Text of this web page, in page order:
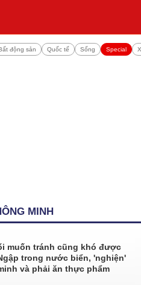
động sản Quốc tế Sống Special
MINH
muốn tránh cũng khó được
trong nước biển, 'nghiện'
và phải ăn thực phẩm